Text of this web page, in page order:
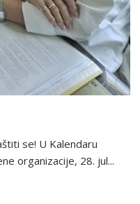
se! U Kalendaru
organizacije, 28. jul...